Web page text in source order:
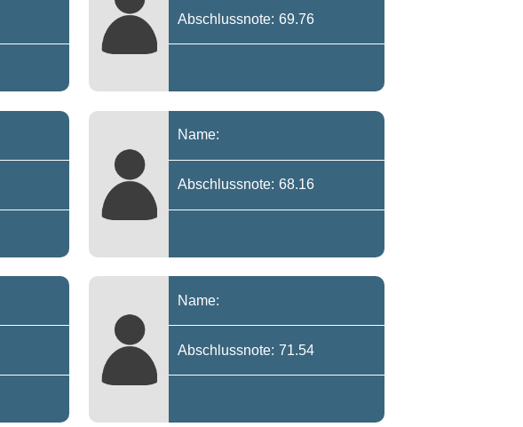
Abschlussnote: 69.76
Name:
Abschlussnote: 68.16
Name:
Abschlussnote: 71.54